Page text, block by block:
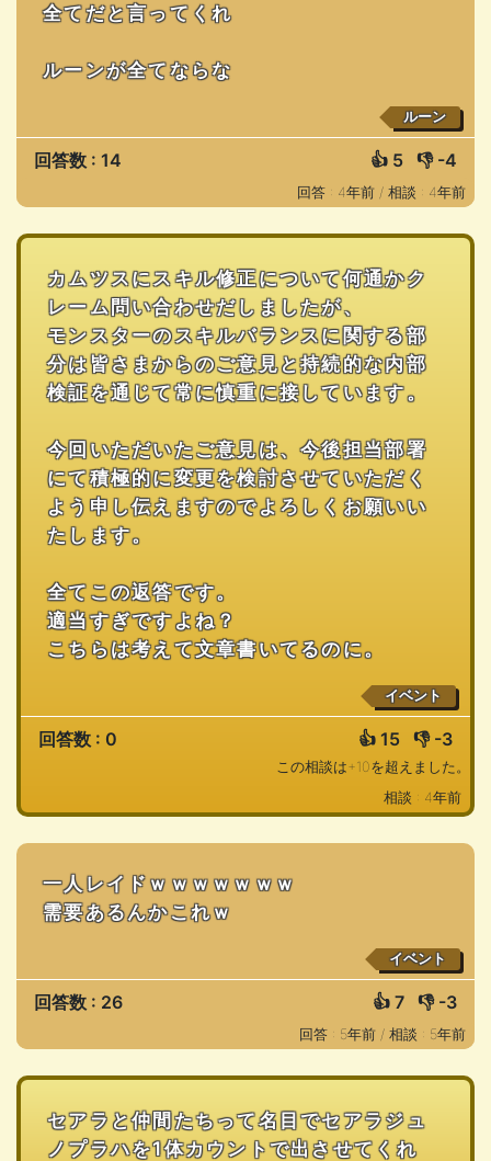
全てだと言ってくれ
ルーンが全てならな
ルーン
回答数 : 14 👍 5 👎 -4
回答 : 4年前 / 相談 : 4年前
カムツスにスキル修正について何通かク
レーム問い合わせだしましたが、
モンスターのスキルバランスに関する部
分は皆さまからのご意見と持続的な内部
検証を通じて常に慎重に接しています。
今回いただいたご意見は、今後担当部署
にて積極的に変更を検討させていただく
よう申し伝えますのでよろしくお願いい
たします。
全てこの返答です。
適当すぎですよね？
こちらは考えて文章書いてるのに。
イベント
回答数 : 0 👍 15 👎 -3
この相談は+10を超えました。
相談 : 4年前
一人レイドｗｗｗｗｗｗｗ
需要あるんかこれｗ
イベント
回答数 : 26 👍 7 👎 -3
回答 : 5年前 / 相談 : 5年前
セアラと仲間たちって名目でセアラジュ
ノプラハを1体カウントで出させてくれ